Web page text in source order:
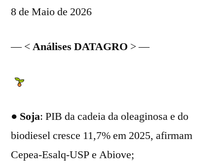
8 de Maio de 2026
— <Análises DATAGRO > —
● Soja: PIB da cadeia da oleaginosa e do
biodiesel cresce 11,7% em 2025, afirmam
Cepea-Esalq-USP e Abiove;